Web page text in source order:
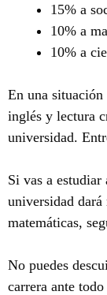
15% a
10% a
10% a
En una situación
inglés y lectura
universidad.
Si vas a estudiar
universidad dará
matemáticas,
No puedes
carrera ante